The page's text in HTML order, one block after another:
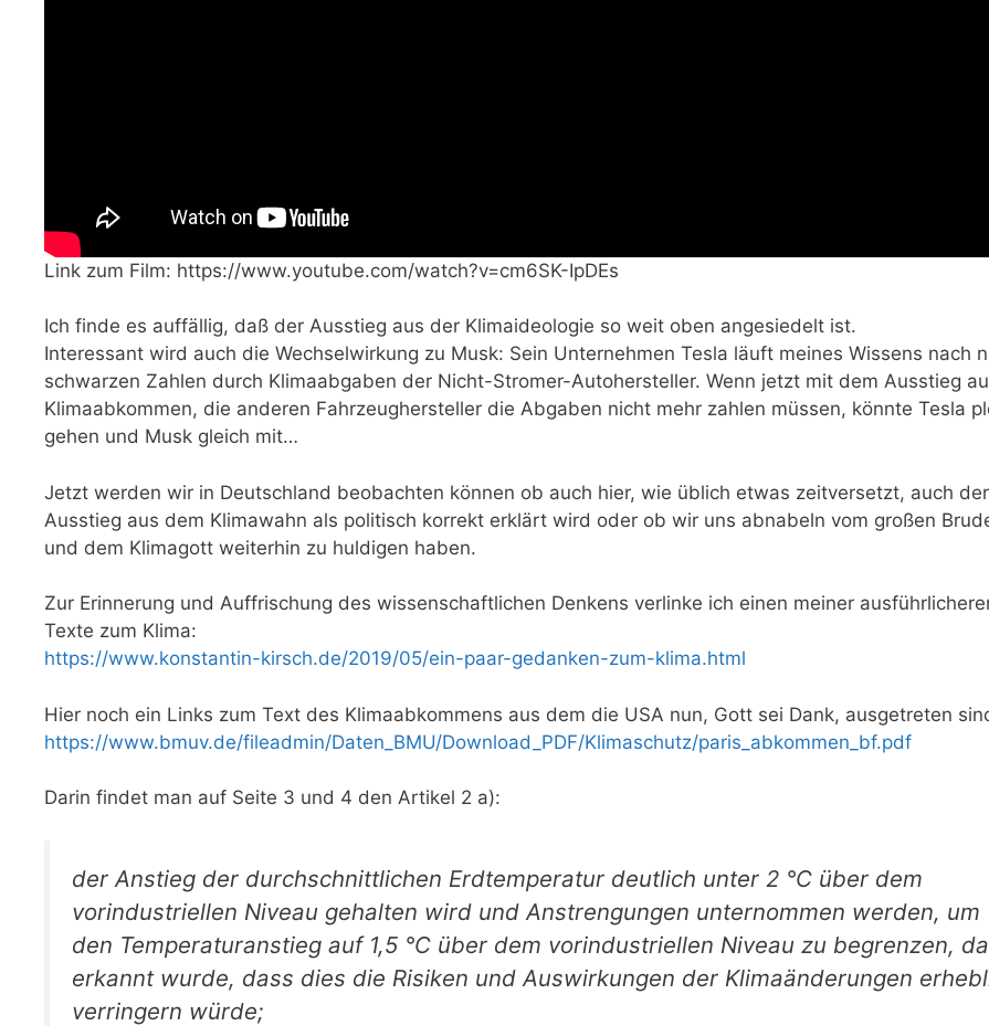
Link zum Film: https://www.youtube.com/watch?v=cm6SK-IpDEs
Ich finde es auffällig, daß der Ausstieg aus der Klimaideologie so weit oben angesiedelt ist.
Interessant wird auch die Wechselwirkung zu Musk: Sein Unternehmen Tesla läuft meines Wissens nach
schwarzen Zahlen durch Klimaabgaben der Nicht-Stromer-Autohersteller. Wenn jetzt mit dem Ausstieg
Klimaabkommen, die anderen Fahrzeughersteller die Abgaben nicht mehr zahlen müssen, könnte Tesla
gehen und Musk gleich mit…
Jetzt werden wir in Deutschland beobachten können ob auch hier, wie üblich etwas zeitversetzt, auch der
Ausstieg aus dem Klimawahn als politisch korrekt erklärt wird oder ob wir uns abnabeln vom großen
und dem Klimagott weiterhin zu huldigen haben.
Zur Erinnerung und Auffrischung des wissenschaftlichen Denkens verlinke ich einen meiner
Texte zum Klima:
https://www.konstantin-kirsch.de/2019/05/ein-paar-gedanken-zum-klima.html
Hier noch ein Links zum Text des Klimaabkommens aus dem die USA nun, Gott sei Dank, ausgetreten
https://www.bmuv.de/fileadmin/Daten_BMU/Download_PDF/Klimaschutz/paris_abkommen_bf.pdf
Darin findet man auf Seite 3 und 4 den Artikel 2 a):
der Anstieg der durchschnittlichen Erdtemperatur deutlich unter 2 °C über dem
vorindustriellen Niveau gehalten wird und Anstrengungen unternommen werden, um
den Temperaturanstieg auf 1,5 °C über dem vorindustriellen Niveau zu begrenzen, da
erkannt wurde, dass dies die Risiken und Auswirkungen der Klimaänderungen
verringern würde;